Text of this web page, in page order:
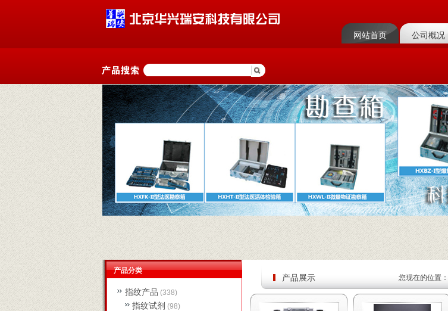
网站首页 公司概况
产品展示 您现在的位置：
产品分类
指纹产品 (338)
指纹试剂 (98)